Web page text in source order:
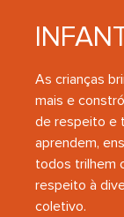
As crianças
mais e
de respeito e
aprendem,
todos trilhem
respeito à
coletivo.